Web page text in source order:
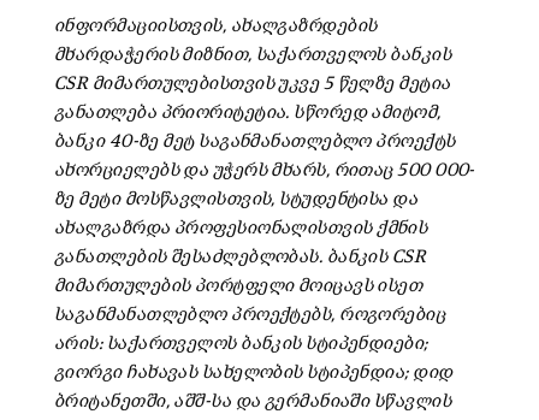
ინფორმაციისთვის, ახალგაზრდების
მხარდაჭერის მიზნით, საქართველოს ბანკის
CSR მიმართულებისთვის უკვე 5 წელზე მეტია
განათლება პრიორიტეტია. სწორედ ამიტომ,
ბანკი 40-ზე მეტ საგანმანათლებლო პროექტს
ახორციელებს და უჭერს მხარს, რითაც 500 000-
ზე მეტი მოსწავლისთვის, სტუდენტისა და
ახალგაზრდა პროფესიონალისთვის ქმნის
განათლების შესაძლებლობას. ბანკის CSR
მიმართულების პორტფელი მოიცავს ისეთ
საგანმანათლებლო პროექტებს, როგორებიც
არის: საქართველოს ბანკის სტიპენდიები;
გიორგი ჩახავას სახელობის სტიპენდია; დიდ
ბრიტანეთში, აშშ-სა და გერმანიაში სწავლის